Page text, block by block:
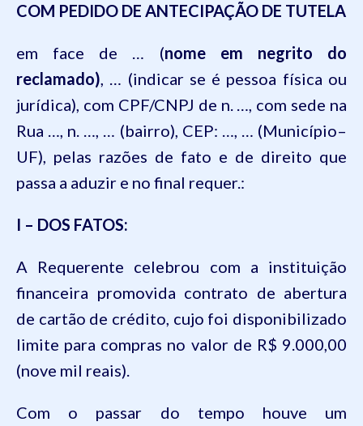
COM PEDIDO DE ANTECIPAÇÃO DE TUTELA
em face de … (nome em negrito do
reclamado), … (indicar se é pessoa física ou
jurídica), com CPF/CNPJ de n. …, com sede na
Rua …, n. …, … (bairro), CEP: …, … (Município–
UF), pelas razões de fato e de direito que
passa a aduzir e no final requer.:
I – DOS FATOS:
A Requerente celebrou com a instituição
financeira promovida contrato de abertura
de cartão de crédito, cujo foi disponibilizado
limite para compras no valor de R$ 9.000,00
(nove mil reais).
Com o passar do tempo houve um